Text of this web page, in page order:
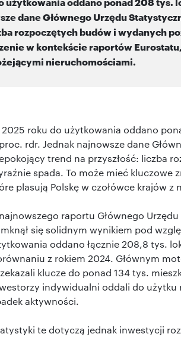
dane Głównego Urzędu
rozpoczętych budów i wydanych
w kontekście raportów
nieruchomościami.
2025 roku do użytkowania oddano
rdr. Jednak najnowsze dane
trend na przyszłość: liczba
spada. To może mieć kluczowe
plasują Polskę w czołówce krajów
raportu Głównego
się solidnym wynikiem pod
oddano łącznie 208,8 tys.
z rokiem 2024. Głównym
klucze do ponad 134 tys.
indywidualni oddali do użytku
aktywności.
te dotyczą jednak inwestycji